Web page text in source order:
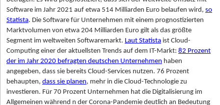
Gewinnplanung, die Unternehmensfinanzierung sowie die
Einnahmen-Überschuss-Rechnung (EÜR).
Feedback einholen und testen, testen, testen
Leider kann man nie mit Sicherheit abschätzen, ob das eigene
Business ein Erfolg wird. Es ist jedoch mit Sicherheit von Vorteil,
Speisen bereits vorab zu testen und Feedback einzuholen.
Während dieser Zeit darfst du nicht vergessen, deine Tester auch
auf den zukünftigen Imbisswagen aufmerksam zu machen, um
gleich deinen Kundenstock aufzubauen. Ziel ist es also zu tesen,
Sozialversicherung. Da mit Lebensmitteln gearbeitet wird, gelten
strenge gesetzliche Vorgaben zur Lebensmittelsicherheit und
Hygiene. Die Einhaltung dieser Standards wird regelmäßig durch
die zuständigen Kontrollbehörden überprüft. Eine umfassende
Dokumentation der betrieblichen Abläufe sowie regelmäßige
interne Hygienekontrollen sind daher unverzichtbar.
Schritt 5: Ausstattung und Küche: Mobil oder stationär?
Die gewählte Produktionsstätte muss den hygienischen und
Software im Jahr 2021 auf etwa 514 Milliarden Euro belaufen wird, so
Statista. Die Software für Unternehmen mit einem prognostizierten
Marktvolumen von etwa 204 Milliarden Euro gilt als das größte
Segment im weltweiten Softwaremarkt. Laut Statista ist Cloud-
Computing einer der aktuellsten Trends auf dem IT-Markt: 82 Prozent
der im Jahr 2020 befragten deutschen Unternehmen haben
angegeben, dass sie bereits Cloud-Services nutzen. 76 Prozent
behaupten, dass sie planen, mehr in die Cloud-Technologie zu
investieren. Für 70 Prozent Unternehmen hat die Digitalisierung im
Allgemeinen während n der Corona-Pandemie deutlich an Bedeutung